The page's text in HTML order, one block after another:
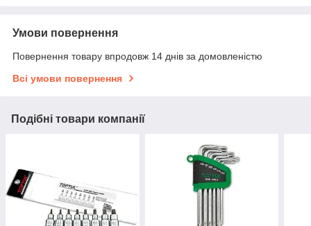
Умови повернення
Повернення товару впродовж 14 днів за домовленістю
Всі умови повернення
Подібні товари компанії